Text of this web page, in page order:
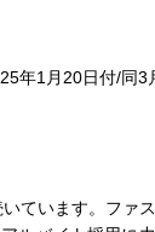
日付/同3月
ています。ファ